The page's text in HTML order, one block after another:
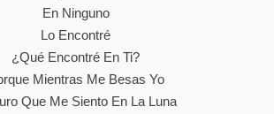
En Ninguno
Lo Encontré
¿Qué Encontré En Ti?
Mientras Me Besas Yo
Que Me Siento En La Luna